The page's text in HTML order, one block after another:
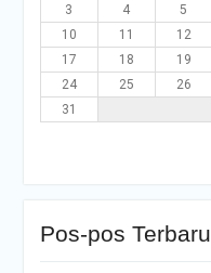
3
4 5
10
11 12
17
18 19
24
25 26
31
Pos-pos Terbaru